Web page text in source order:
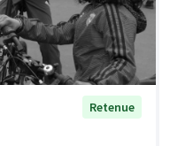
Retenue